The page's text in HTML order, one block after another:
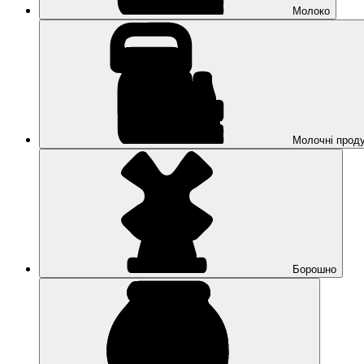
Молоко
Молочні
Борошно